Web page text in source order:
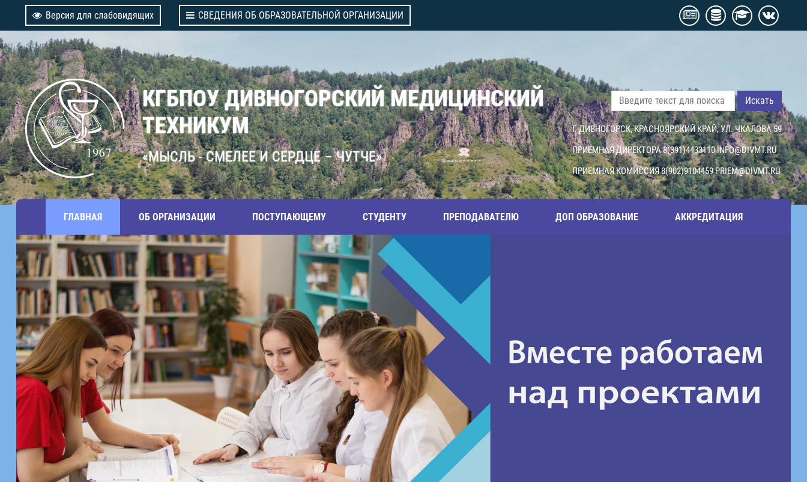
Версия для слабовидящих СВЕДЕНИЯ ОБ ОБРАЗОВАТЕЛЬНОЙ ОРГАНИЗАЦИИ
КГБПОУ ДИВНОГОРСКИЙ МЕДИЦИНСКИЙ
ТЕХНИКУМ
«МЫСЛЬ - СМЕЛЕЕ И СЕРДЦЕ – ЧУТЧЕ»
Искать
Г. ДИВНОГОРСК, КРАСНОЯРСКИЙ КРАЙ, УЛ. ЧКАЛОВА 59
ПРИЕМНАЯ ДИРЕКТОРА 8(391)4433110INFO@DIVMT.RU
ПРИЕМНАЯ КОМИССИЯ 8(902)9104459PRIEM@DIVMT.RU
ГЛАВНАЯ ОБ ОРГАНИЗАЦИИ ПОСТУПАЮЩЕМУ СТУДЕНТУ ПРЕПОДАВАТЕЛЮ ДОП ОБРАЗОВАНИЕ АККРЕДИТАЦИЯ